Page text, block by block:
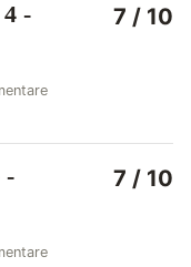
-
7 / 10
-
7 / 10